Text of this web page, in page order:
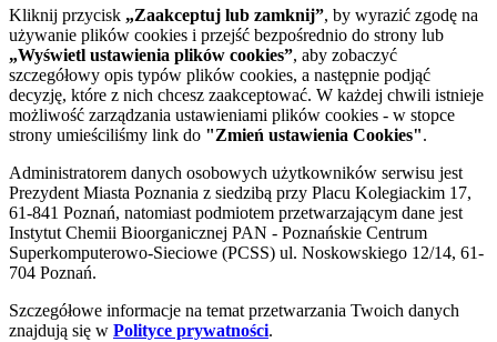
Kliknij przycisk „Zaakceptuj lub zamknij”, by wyrazić zgodę na
używanie plików cookies i przejść bezpośrednio do strony lub
„Wyświetl ustawienia plików cookies”, aby zobaczyć
szczegółowy opis typów plików cookies, a następnie podjąć
decyzję, które z nich chcesz zaakceptować. W każdej chwili istnieje
możliwość zarządzania ustawieniami plików cookies - w stopce
strony umieściliśmy link do "Zmień ustawienia Cookies".
Administratorem danych osobowych użytkowników serwisu jest
Prezydent Miasta Poznania z siedzibą przy Placu Kolegiackim 17,
61-841 Poznań, natomiast podmiotem przetwarzającym dane jest
Instytut Chemii Bioorganicznej PAN - Poznańskie Centrum
Superkomputerowo-Sieciowe (PCSS) ul. Noskowskiego 12/14, 61-
704 Poznań.
Szczegółowe informacje na temat przetwarzania Twoich danych
znajdują się w Polityce prywatności.